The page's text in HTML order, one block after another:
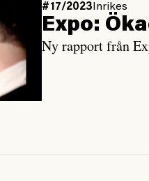
#17/2023 Inrikes
Expo:
Ny rapport från